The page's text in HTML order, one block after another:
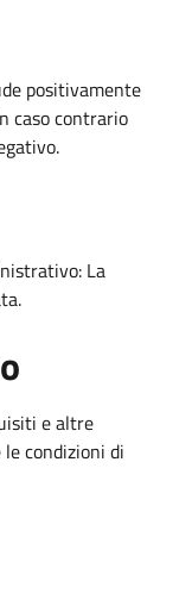
positivamente
caso contrario
La
e altre
condizioni di